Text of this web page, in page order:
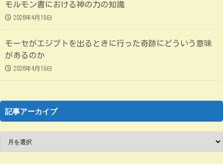
モルモン書における神の力の知識
2026年4月19日
モーセがエジプトを出るときに行った奇跡にどういう意味
があるのか
2026年4月19日
記事アーカイブ